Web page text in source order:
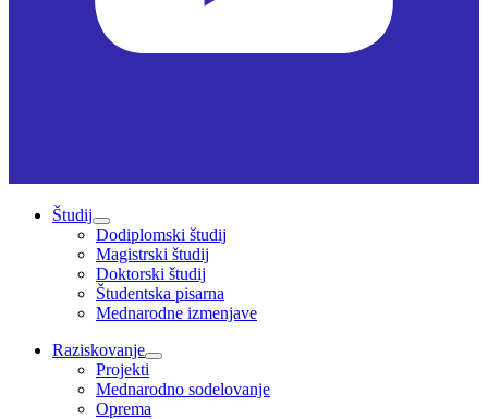
Študij
Dodiplomski študij
Magistrski študij
Doktorski študij
Študentska pisarna
Mednarodne izmenjave
Raziskovanje
Projekti
Mednarodno sodelovanje
Oprema